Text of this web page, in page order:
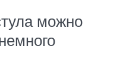
можно